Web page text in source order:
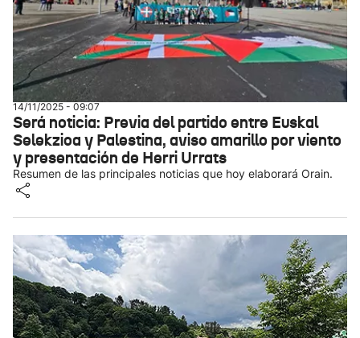
14/11/2025 - 09:07
Será noticia: Previa del partido entre Euskal
Selekzioa y Palestina, aviso amarillo por viento
y presentación de Herri Urrats
Resumen de las principales noticias que hoy elaborará Orain.